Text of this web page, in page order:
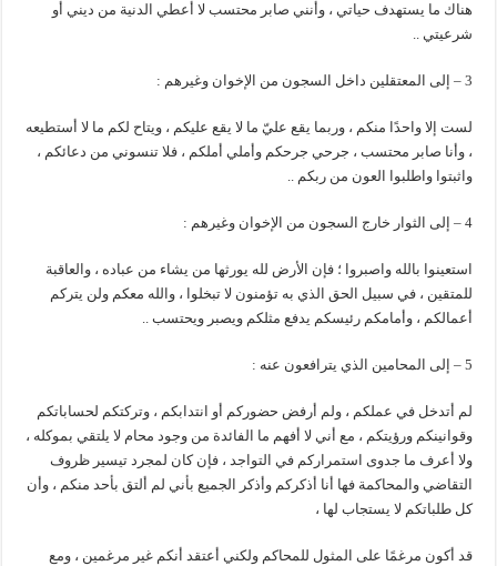
هناك ما يستهدف حياتي ، وأنني صابر محتسب لا أعطي الدنية من ديني أو
شرعيتي ..
3 – إلى المعتقلين داخل السجون من الإخوان وغيرهم :
لست إلا واحدًا منكم ، وربما يقع عليّ ما لا يقع عليكم ، ويتاح لكم ما لا أستطيعه
، وأنا صابر محتسب ، جرحي جرحكم وأملي أملكم ، فلا تنسوني من دعائكم ،
واثبتوا واطلبوا العون من ربكم ..
4 – إلى الثوار خارج السجون من الإخوان وغيرهم :
استعينوا بالله واصبروا ؛ فإن الأرض لله يورثها من يشاء من عباده ، والعاقبة
للمتقين ، في سبيل الحق الذي به تؤمنون لا تبخلوا ، والله معكم ولن يتركم
أعمالكم ، وأمامكم رئيسكم يدفع مثلكم ويصبر ويحتسب ..
5 – إلى المحامين الذي يترافعون عنه :
لم أتدخل في عملكم ، ولم أرفض حضوركم أو انتدابكم ، وتركتكم لحساباتكم
وقوانينكم ورؤيتكم ، مع أني لا أفهم ما الفائدة من وجود محام لا يلتقي بموكله ،
ولا أعرف ما جدوى استمراركم في التواجد ، فإن كان لمجرد تيسير ظروف
التقاضي والمحاكمة فها أنا أذكركم وأذكر الجميع بأني لم ألتق بأحد منكم ، وأن
كل طلباتكم لا يستجاب لها ،
قد أكون مرغمًا على المثول للمحاكم ولكني أعتقد أنكم غير مرغمين ، ومع